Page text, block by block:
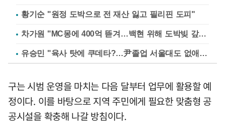
황기순 "원정 도박으로 전 재산 잃고 필리핀 도피"
차가원 "MC몽에 400억 뜯겨…백현 위해 도박빚 갚아줘"
유승민 "육사 탓에 쿠데타?…尹졸업 서울대도 없애나"
구는 시범 운영을 마치는 다음 달부터 업무에 활용할 예
정이다. 이를 바탕으로 지역 주민에게 필요한 맞춤형 공
공시설을 확충해 나갈 방침이다.